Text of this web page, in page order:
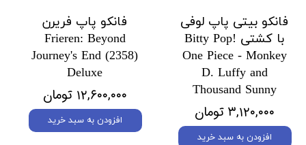
فانکو بیتی پاپ لوفی
با کشتی Bitty Pop!
One Piece - Monkey
D. Luffy and
Thousand Sunny
۳,۱۲۰,۰۰۰ تومان
افزودن به سبد خرید
فانکو پاپ فریرن
Frieren: Beyond
Journey's End (2358)
Deluxe
۱۲,۶۰۰,۰۰۰ تومان
افزودن به سبد خرید